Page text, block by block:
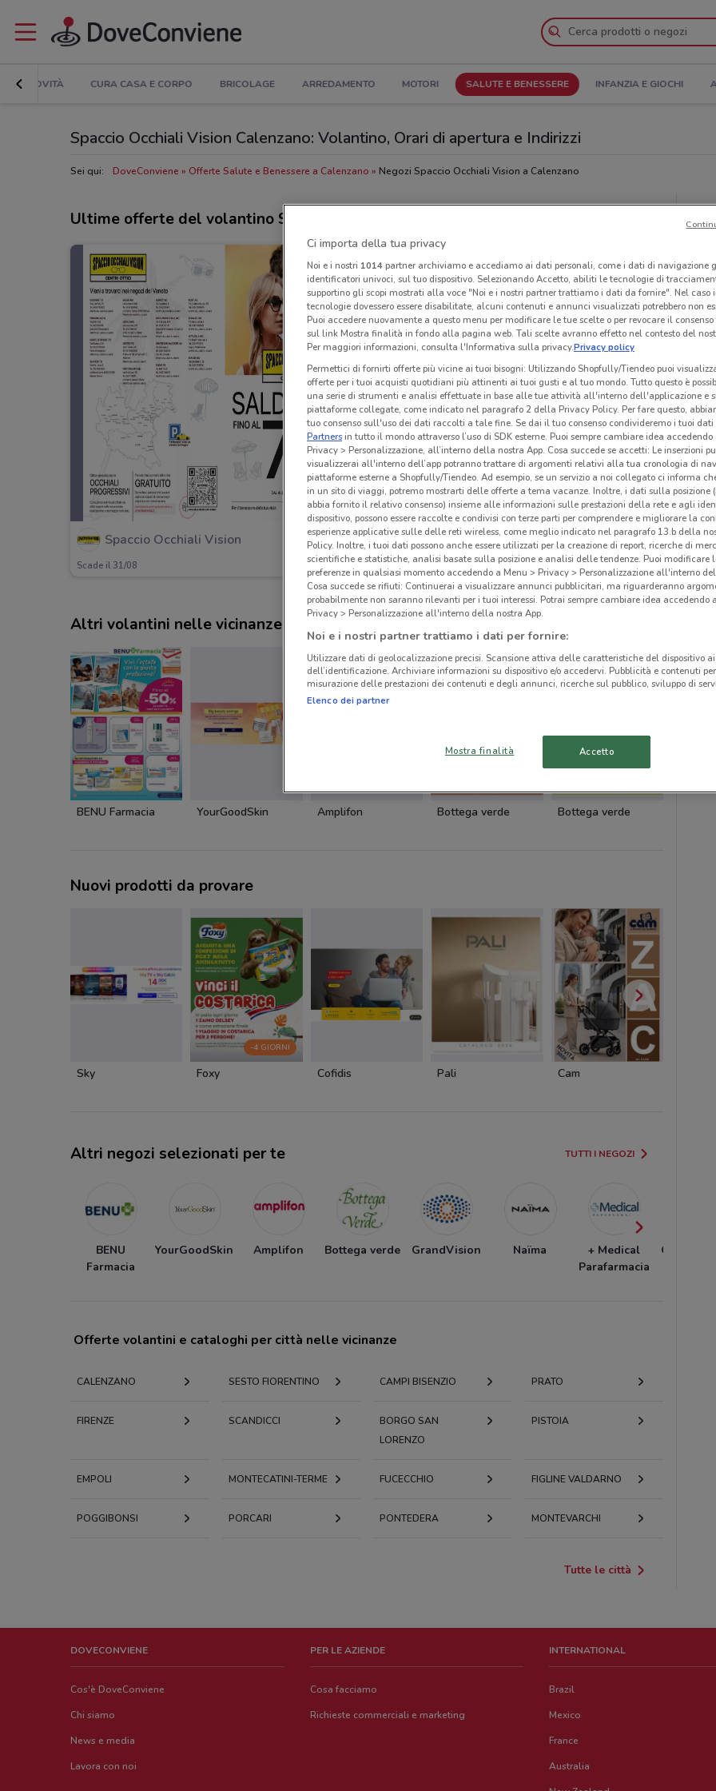
NOVITÀ CURA CASA E CORPO BRICOLAGE ARREDAMENTO MOTORI SALUTE E BENESSERE INFANZIA E GIOCHI
Spaccio Occhiali Vision Calenzano: Volantino, Orari di apertura e Indirizzi
Sei qui: DoveConviene Offerte Salute e Benessere a Calenzano Negozi Spaccio Occhiali Vision a Calenzano
Ultime offerte del volantino Spaccio Occhiali Vision
Spaccio Occhiali Vision
Scade il 31/08 23.3 km
Altri volantini nelle vicinanze
BENU Farmacia YourGoodSkin Amplifon Bottega verde Bottega verde
Nuovi prodotti da provare
Sky
-4 GIORNI
Foxy Cofidis Pali Cam
Altri negozi selezionati per te TUTTI I NEGOZI
BENU
Farmacia
YourGoodSkin Amplifon Bottega verde GrandVision Naïma
+ Medical
Parafarmacia
Ottica
Offerte volantini e cataloghi per città nelle vicinanze
CALENZANO SESTO FIORENTINO CAMPI BISENZIO PRATO
FIRENZE SCANDICCI
BORGO SAN
LORENZO
PISTOIA
EMPOLI MONTECATINI-TERME FUCECCHIO FIGLINE VALDARNO
POGGIBONSI PORCARI PONTEDERA MONTEVARCHI
Tutte le città
DOVECONVIENE
Cos'è DoveConviene
Chi siamo
News e media
Lavora con noi
PER LE AZIENDE
Cosa facciamo
Richieste commerciali e marketing
INTERNATIONAL
Brazil
Mexico
France
Australia
Ci importa della tua privacy
Noi e i nostri 1014partner archiviamo e accediamo ai dati personali, come i dati di navigazione
identificatori univoci, sul tuo dispositivo. Selezionando Accetto, abiliti le tecnologie di
supportino gli scopi mostrati alla voce "Noi e i nostri partner trattiamo i dati da fornire". Nel caso
tecnologie dovessero essere disabilitate, alcuni contenuti e annunci visualizzati potrebbero non
Puoi accedere nuovamente a questo menu per modificare le tue scelte o per revocare il
sul link Mostra finalità in fondo alla pagina web. Tali scelte avranno effetto nel contesto del
Per maggiori informazioni, consulta l'Informativa sulla privacy.Privacy policy
Permettici di fornirti offerte più vicine ai tuoi bisogni: Utilizzando Shopfully/Tiendeo puoi
offerte per i tuoi acquisti quotidiani più attinenti ai tuoi gusti e al tuo mondo. Tutto questo è
una serie di strumenti e analisi effettuate in base alle tue attività all'interno dell'applicazione e
piattaforme collegate, come indicato nel paragrafo 2 della Privacy Policy. Per fare questo,
tuo consenso sull'uso dei dati raccolti a tale fine. Se dai il tuo consenso condivideremo i tuoi dati
Partnersin tutto il mondo attraverso l’uso di SDK esterne. Puoi sempre cambiare idea accedendo
Privacy > Personalizzazione, all’interno della nostra App. Cosa succede se accetti: Le inserzioni
visualizzerai all'interno dell’app potranno trattare di argomenti relativi alla tua cronologia di
piattaforme esterne a Shopfully/Tiendeo. Ad esempio, se un servizio a noi collegato ci informa
in un sito di viaggi, potremo mostrarti delle offerte a tema vacanze. Inoltre, i dati sulla posizione
abbia fornito il relativo consenso) insieme alle informazioni sulle prestazioni della rete e agli
dispositivo, possono essere raccolte e condivisi con terze parti per comprendere e migliorare la
esperienze applicative sulle delle reti wireless, come meglio indicato nel paragrafo 13.b della
Policy. Inoltre, i tuoi dati possono anche essere utilizzati per la creazione di report, ricerche di
scientifiche e statistiche, analisi basate sulla posizione e analisi delle tendenze. Puoi modificare
preferenze in qualsiasi momento accedendo a Menu > Privacy > Personalizzazione all'interno
Cosa succede se rifiuti: Continuerai a visualizzare annunci pubblicitari, ma riguarderanno
probabilmente non saranno rilevanti per i tuoi interessi. Potrai sempre cambiare idea accedendo
Privacy > Personalizzazione all'interno della nostra App.
Noi e i nostri partner trattiamo i dati per fornire:
Utilizzare dati di geolocalizzazione precisi. Scansione attiva delle caratteristiche del dispositivo
dell’identificazione. Archiviare informazioni su dispositivo e/o accedervi. Pubblicità e contenuti
misurazione delle prestazioni dei contenuti e degli annunci, ricerche sul pubblico, sviluppo di
Elenco dei partner
Mostra finalità Accetto